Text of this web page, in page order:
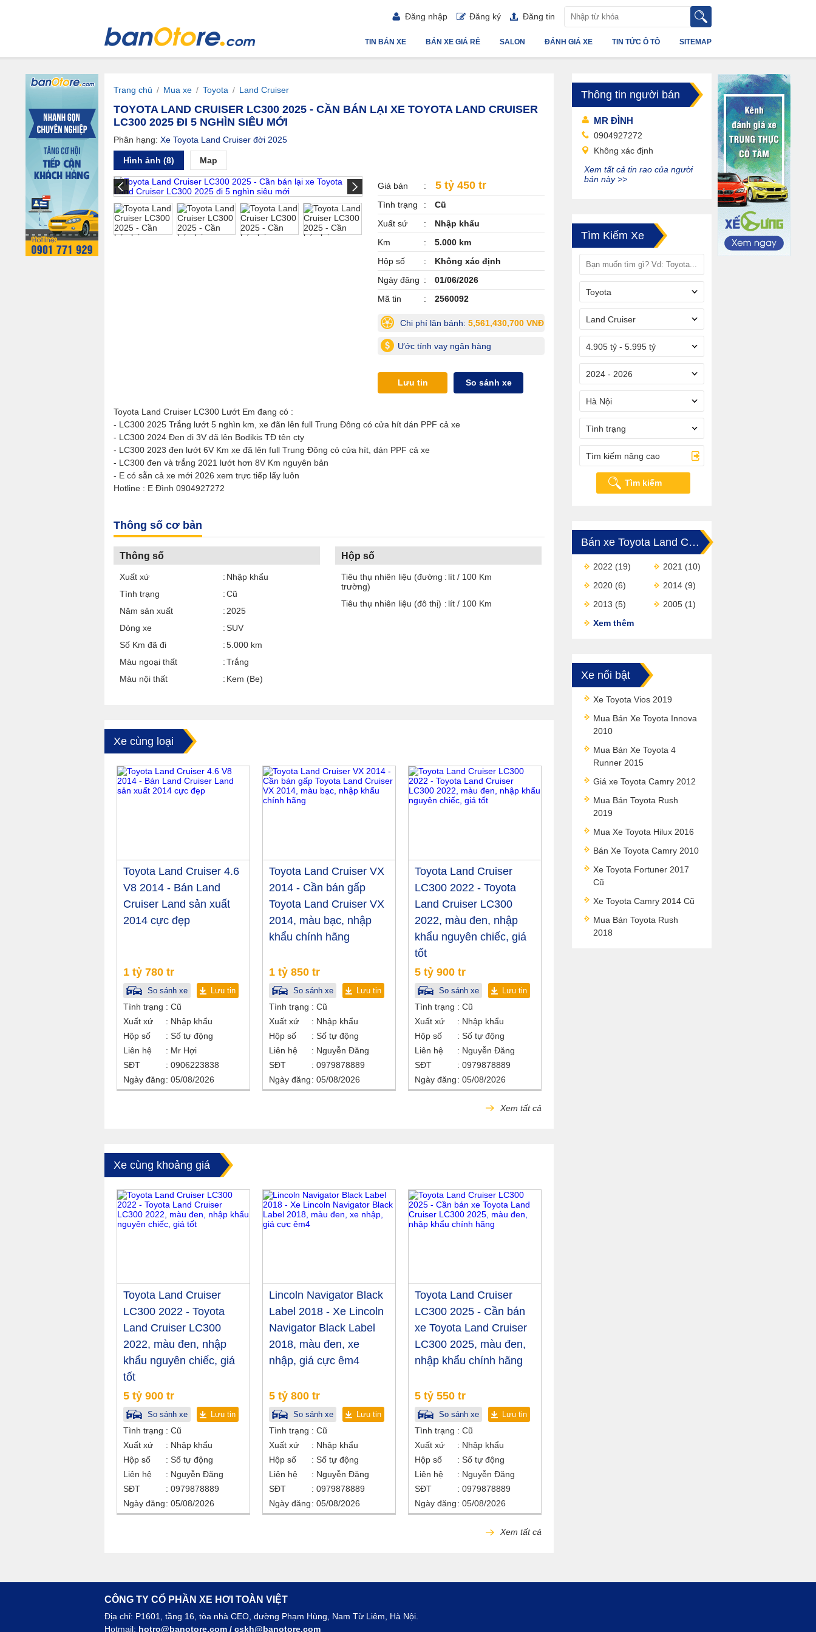
Đăng nhập Đăng ký Đăng tin
SITEMAP
TIN TỨC Ô TÔ
ĐÁNH GIÁ XE
SALON
BÁN XE GIÁ RẺ
TIN BÁN XE
Trang chủ / Mua xe / Toyota / Land Cruiser
TOYOTA LAND CRUISER LC300 2025 - CẦN BÁN LẠI XE TOYOTA LAND CRUISER
LC300 2025 ĐI 5 NGHÌN SIÊU MỚI
Phân hạng: Xe Toyota Land Cruiser đời 2025
Hình ảnh (8) Map
Giá bán 5 tỷ 450 tr
Tình trạng
Cũ
Xuất sứ
Nhập khẩu
Km
5.000 km
Hộp số
Không xác định
Ngày đăng
01/06/2026
Mã tin
2560092
Chi phí lăn bánh: 5,561,430,700 VNĐ
Ước tính vay ngân hàng
Lưu tin So sánh xe
Toyota Land Cruiser LC300 Lướt Em đang có :
- LC300 2025 Trắng lướt 5 nghìn km, xe đãn lên full Trung Đông có cửa hít dán PPF cả xe
- LC300 2024 Đen đi 3V đã lên Bodikis TĐ tên cty
- LC300 2023 đen lướt 6V Km xe đã lên full Trung Đông có cửa hít, dán PPF cả xe
- LC300 đen và trắng 2021 lướt hơn 8V Km nguyên bản
- E có sẵn cả xe mới 2026 xem trực tiếp lấy luôn
Hotline : E Đình 0904927272
Thông số cơ bản
Thông số
Xuất xứ
Nhập khẩu
Tình trạng
Cũ
Năm sản xuất
2025
Dòng xe
SUV
Số Km đã đi
5.000 km
Màu ngoại thất
Trắng
Màu nội thất
Kem (Be)
Hộp số
Tiêu thụ nhiên liệu (đường
trường)
lít / 100 Km
Tiêu thụ nhiên liệu (đô thị) lít / 100 Km
Xe cùng loại
Toyota Land Cruiser 4.6
V8 2014 - Bán Land
Cruiser Land sản xuất
2014 cực đẹp
1 tỷ 780 tr
So sánh xe Lưu tin
Tình trạng
Cũ
Xuất xứ
Nhập khẩu
Hộp số
Số tự động
Liên hệ
Mr Hợi
SĐT
0906223838
Ngày đăng
05/08/2026
Toyota Land Cruiser VX
2014 - Cần bán gấp
Toyota Land Cruiser VX
2014, màu bạc, nhập
khẩu chính hãng
1 tỷ 850 tr
So sánh xe Lưu tin
Tình trạng
Cũ
Xuất xứ
Nhập khẩu
Hộp số
Số tự động
Liên hệ
Nguyễn Đăng
SĐT
0979878889
Ngày đăng
05/08/2026
Toyota Land Cruiser
LC300 2022 - Toyota
Land Cruiser LC300
2022, màu đen, nhập
khẩu nguyên chiếc, giá
tốt
5 tỷ 900 tr
So sánh xe Lưu tin
Tình trạng
Cũ
Xuất xứ
Nhập khẩu
Hộp số
Số tự động
Liên hệ
Nguyễn Đăng
SĐT
0979878889
Ngày đăng
05/08/2026
Xem tất cả
Xe cùng khoảng giá
Toyota Land Cruiser
LC300 2022 - Toyota
Land Cruiser LC300
2022, màu đen, nhập
khẩu nguyên chiếc, giá
tốt
5 tỷ 900 tr
So sánh xe Lưu tin
Tình trạng
Cũ
Xuất xứ
Nhập khẩu
Hộp số
Số tự động
Liên hệ
Nguyễn Đăng
SĐT
0979878889
Ngày đăng
05/08/2026
Lincoln Navigator Black
Label 2018 - Xe Lincoln
Navigator Black Label
2018, màu đen, xe
nhập, giá cực êm4
5 tỷ 800 tr
So sánh xe Lưu tin
Tình trạng
Cũ
Xuất xứ
Nhập khẩu
Hộp số
Số tự động
Liên hệ
Nguyễn Đăng
SĐT
0979878889
Ngày đăng
05/08/2026
Toyota Land Cruiser
LC300 2025 - Cần bán
xe Toyota Land Cruiser
LC300 2025, màu đen,
nhập khẩu chính hãng
5 tỷ 550 tr
So sánh xe Lưu tin
Tình trạng
Cũ
Xuất xứ
Nhập khẩu
Hộp số
Số tự động
Liên hệ
Nguyễn Đăng
SĐT
0979878889
Ngày đăng
05/08/2026
Xem tất cả
Thông tin người bán
MR ĐÌNH
0904927272
Không xác định
Xem tất cả tin rao của người
bán này >>
Tìm Kiếm Xe
Toyota
Land Cruiser
4.905 tỷ - 5.995 tỷ
2024 - 2026
Hà Nội
Tình trạng
Tìm kiếm nâng cao
Tìm kiếm
Bán xe Toyota Land Cruiser
2022 (19) 2021 (10)
2020 (6) 2014 (9)
2013 (5) 2005 (1)
Xem thêm
Xe nổi bật
Xe Toyota Vios 2019
Mua Bán Xe Toyota Innova
2010
Mua Bán Xe Toyota 4
Runner 2015
Giá xe Toyota Camry 2012
Mua Bán Toyota Rush
2019
Mua Xe Toyota Hilux 2016
Bán Xe Toyota Camry 2010
Xe Toyota Fortuner 2017
Cũ
Xe Toyota Camry 2014 Cũ
Mua Bán Toyota Rush
2018
CÔNG TY CỔ PHẦN XE HƠI TOÀN VIỆT
Địa chỉ: P1601, tầng 16, tòa nhà CEO, đường Phạm Hùng, Nam Từ Liêm, Hà Nội.
Hotmail: hotro@banotore.com / cskh@banotore.com